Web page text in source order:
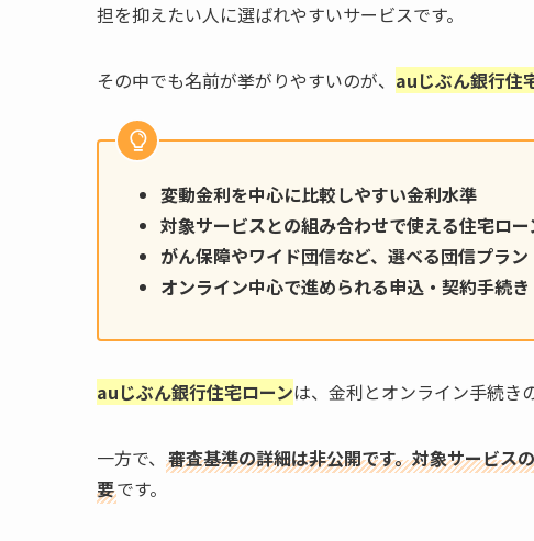
担を抑えたい人に選ばれやすいサービスです。
その中でも名前が挙がりやすいのが、 auじぶん銀行住
変動金利を中心に比較しやすい金利水準
対象サービスとの組み合わせで使える住宅ロ
がん保障やワイド団信など、選べる団信プラン
オンライン中心で進められる申込・契約手続き
auじぶん銀行住宅ローンは、金利とオンライン手続き
一方で、 審査基準の詳細は非公開です。対象サービス
要です。